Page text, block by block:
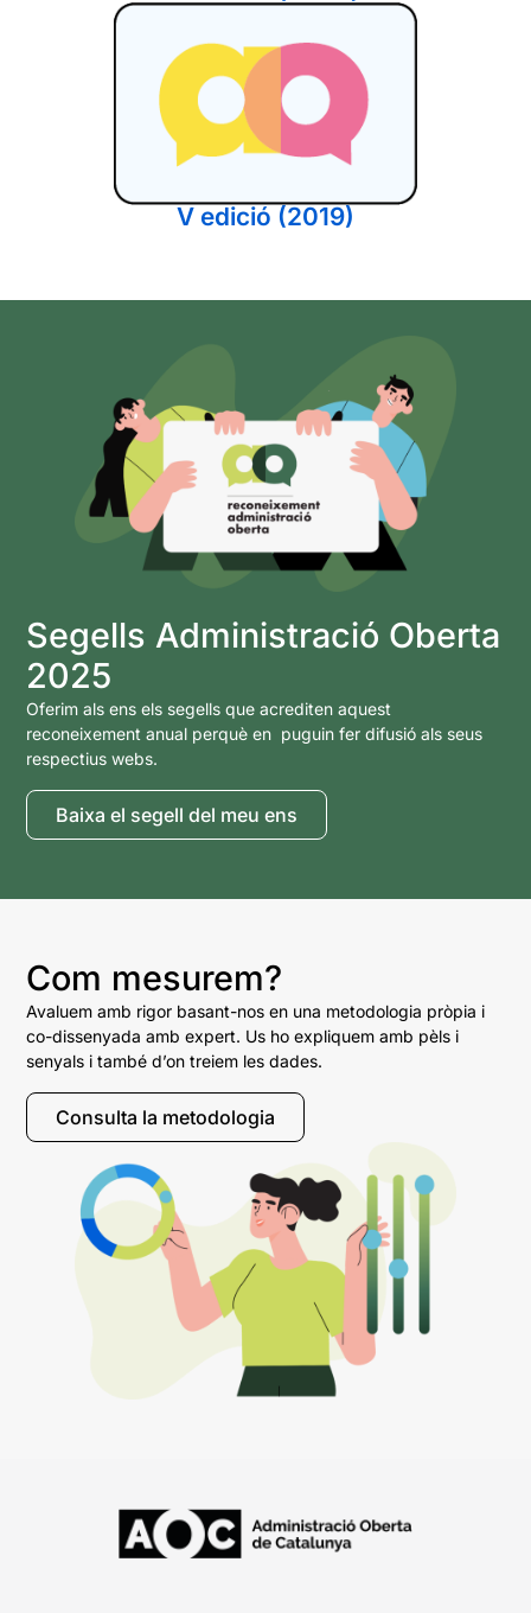
V edició (2019)
Segells Administració Oberta
2025
Oferim als ens els segells que acrediten aquest
reconeixement anual perquè en puguin fer difusió als seus
respectius webs.
Baixa el segell del meu ens
Com mesurem?
Avaluem amb rigor basant-nos en una metodologia pròpia i
co-dissenyada amb expert. Us ho expliquem amb pèls i
senyals i també d’on treiem les dades.
Consulta la metodologia